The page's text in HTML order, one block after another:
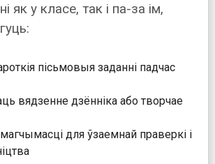
як у класе, так і па-за ім,
пісьмовыя заданні падчас
вядзенне дзённіка або творчае
для ўзаемнай праверкі і